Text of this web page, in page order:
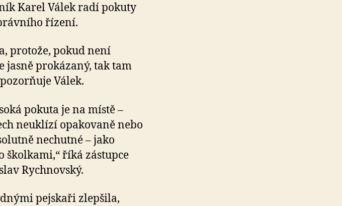
Karel Válek radí pokuty
řízení.
protože, pokud není
jasně prokázaný, tak tam
Válek.
pokuta je na místě –
neuklízí opakovaně nebo
nechutné – jako
říká zástupce
Rychnovský.
pejskaři zlepšila,